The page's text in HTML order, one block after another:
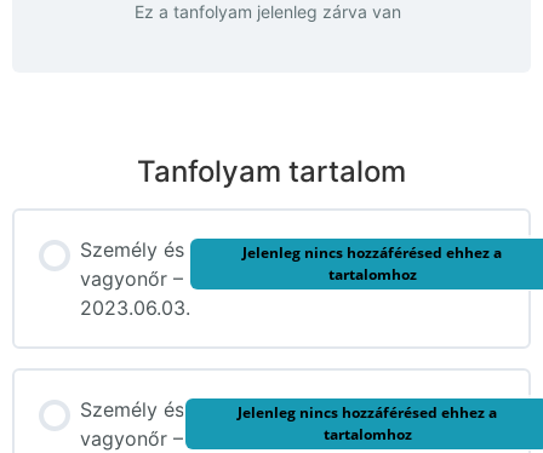
Ez a tanfolyam jelenleg zárva van
Tanfolyam tartalom
Személy és
vagyonőr –
2023.06.03.
Jelenleg nincs hozzáférésed ehhez a
tartalomhoz
Személy és
vagyonőr –
Jelenleg nincs hozzáférésed ehhez a
tartalomhoz